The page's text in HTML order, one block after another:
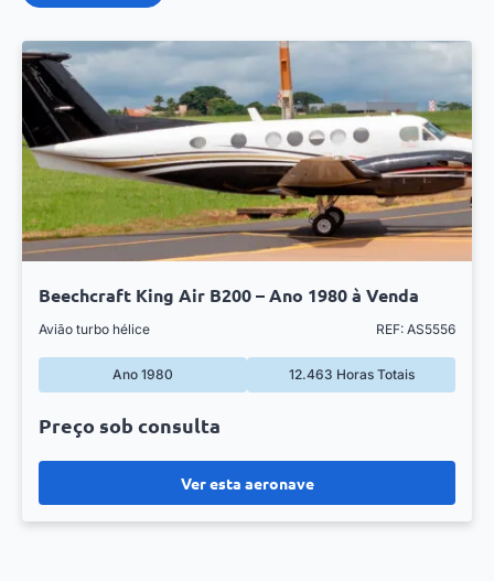
Beechcraft King Air B200 – Ano 1980 à Venda
Avião turbo hélice REF: AS5556
Ano 1980 12.463 Horas Totais
Ver esta aeronave
Preço sob consulta